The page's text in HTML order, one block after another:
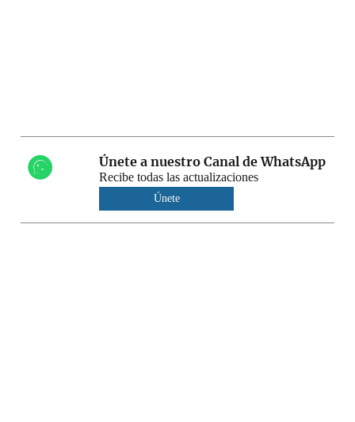
Únete a nuestro Canal de WhatsApp
Recibe todas las actualizaciones
Únete